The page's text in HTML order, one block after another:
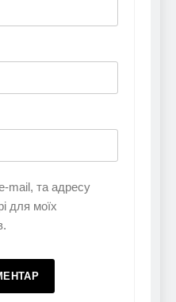
mail, та адресу
для моїх